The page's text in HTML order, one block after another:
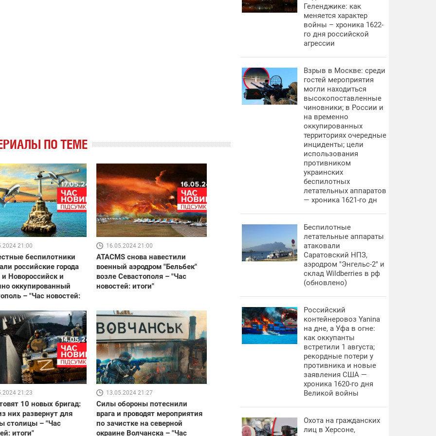
ПО ТЕМЕ
21:00
беспилотники
российские города
и Новороссийск и
оккупированный
– "Час новостей:
16.05.2024 21:00
ATACMS снова навестили
военный аэродром "Бельбек"
возле Севастополя – "Час
новостей: итоги"
21:23
10 новых бригад:
них развернут для
столицы – "Час
итоги"
13.05.2024 21:27
Силы обороны потеснили
врага и проводят мероприятия
по зачистке на северной
окраине Волчанска – "Час
Геленджике: как
меняется характер
войны – хроника 1622-
го дня российской
агрессии
Взрыв в Москве: среди
гостей мероприятия
могли находиться
высокопоставленные
чиновники; в России и
на временно
оккупированных
территориях очередные
инциденты; цели
использования
противником
украинских
беспилотных
летательных аппаратов
— хроника 1621-го дн
Беспилотные
летательные аппараты
атаковали
Саратовский НПЗ,
аэродром "Энгельс-2" и
склад Wildberries в рф
(обновлено)
Российский
контейнеровоз Yanina
на дне, а Уфа в огне:
как оккупанты
встретили 1 августа;
рекордные потери у
противника и новые
заявления США —
хроника 1620-го дня
Великой войны
Охота на гражданских
лиц в Херсоне,